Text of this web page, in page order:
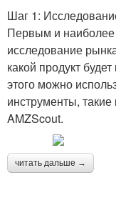
Шаг 1:
Первым и
исследование
какой продукт
этого можно
инструменты,
AMZScout.
читать дальше →